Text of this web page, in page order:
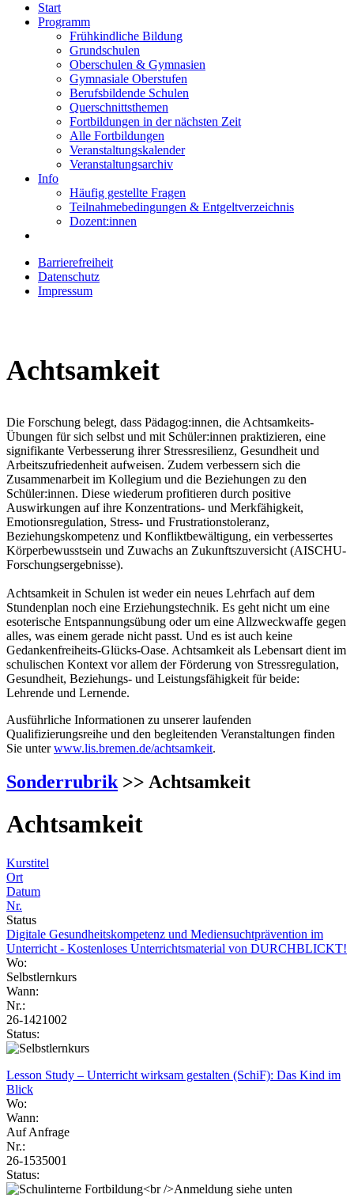
Start
Programm
Frühkindliche Bildung
Grundschulen
Oberschulen & Gymnasien
Gymnasiale Oberstufen
Berufsbildende Schulen
Querschnittsthemen
Fortbildungen in der nächsten Zeit
Alle Fortbildungen
Veranstaltungskalender
Veranstaltungsarchiv
Info
Häufig gestellte Fragen
Teilnahmebedingungen & Entgeltverzeichnis
Dozent:innen
Barrierefreiheit
Datenschutz
Impressum
Achtsamkeit
Die Forschung belegt, dass Pädagog:innen, die Achtsamkeits-
Übungen für sich selbst und mit Schüler:innen praktizieren, eine
signifikante Verbesserung ihrer Stressresilienz, Gesundheit und
Arbeitszufriedenheit aufweisen. Zudem verbessern sich die
Zusammenarbeit im Kollegium und die Beziehungen zu den
Schüler:innen. Diese wiederum profitieren durch positive
Auswirkungen auf ihre Konzentrations- und Merkfähigkeit,
Emotionsregulation, Stress- und Frustrationstoleranz,
Beziehungskompetenz und Konfliktbewältigung, ein verbessertes
Körperbewusstsein und Zuwachs an Zukunftszuversicht (AISCHU-
Forschungsergebnisse).
Achtsamkeit in Schulen ist weder ein neues Lehrfach auf dem
Stundenplan noch eine Erziehungstechnik. Es geht nicht um eine
esoterische Entspannungsübung oder um eine Allzweckwaffe gegen
alles, was einem gerade nicht passt. Und es ist auch keine
Gedankenfreiheits-Glücks-Oase. Achtsamkeit als Lebensart dient im
schulischen Kontext vor allem der Förderung von Stressregulation,
Gesundheit, Beziehungs- und Leistungsfähigkeit für beide:
Lehrende und Lernende.
Ausführliche Informationen zu unserer laufenden
Qualifizierungsreihe und den begleitenden Veranstaltungen finden
Sie unterwww.lis.bremen.de/achtsamkeit.
Sonderrubrik >> Achtsamkeit
Achtsamkeit
Kurstitel
Ort
Datum
Nr.
Status
Digitale Gesundheitskompetenz und Mediensuchtprävention im
Unterricht - Kostenloses Unterrichtsmaterial von DURCHBLICKT!
Wo:
Selbstlernkurs
Wann:
Nr.:
26-1421002
Status:
Lesson Study – Unterricht wirksam gestalten (SchiF): Das Kind im
Blick
Wo:
Wann:
Auf Anfrage
Nr.:
26-1535001
Status: